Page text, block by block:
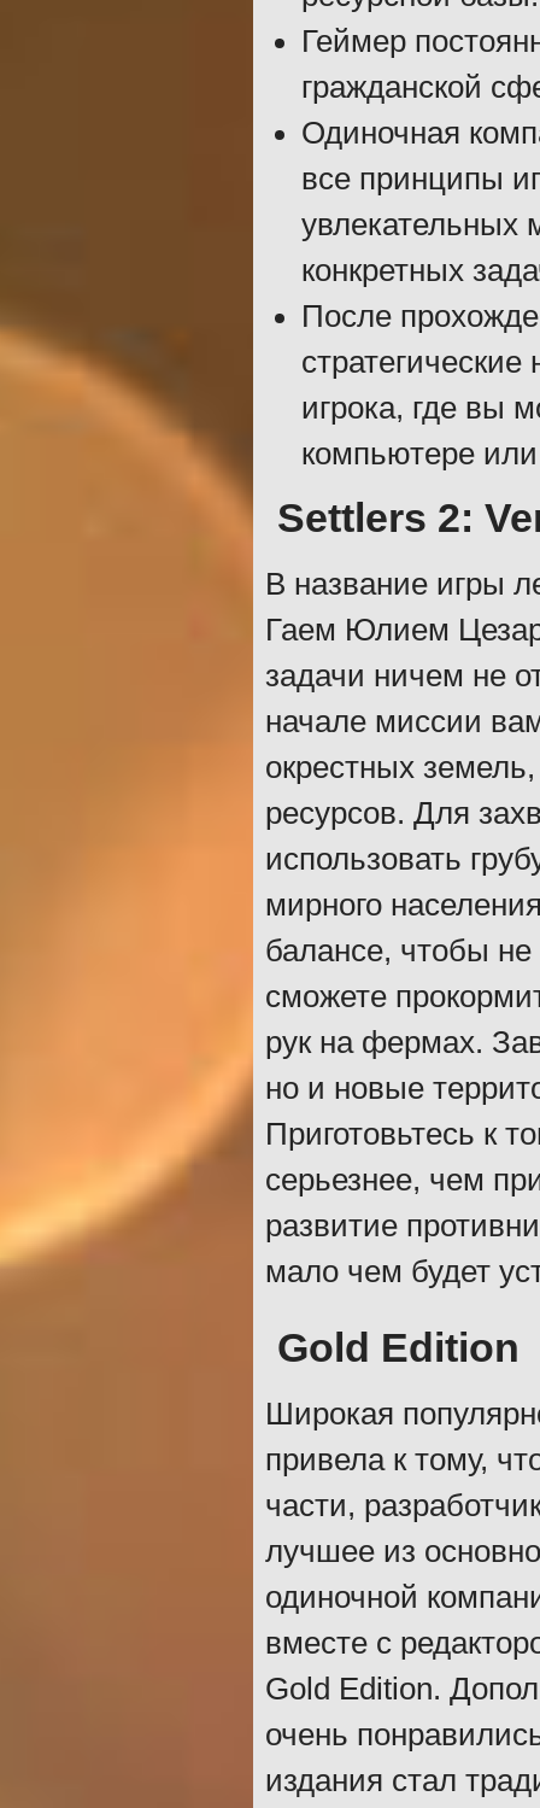
Геймер
гражданской
Одиночная
все принципы
увлекательных
конкретных
После
игрока, где вы
компьютере
Settlers 2:
В название игры
Гаем Юлием
задачи ничем не
начале миссии
окрестных
ресурсов. Для
использовать
мирного
балансе, чтобы
сможете
рук на фермах.
но и новые
Приготовьтесь к
серьезнее, чем
развитие
мало чем будет
Gold Edition
Широкая
привела к тому,
части,
лучшее из
одиночной
вместе с
Gold Edition.
очень
издания стал